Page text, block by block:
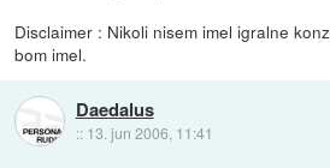
Disclaimer : Nikoli nisem imel igralne
bom imel.
Daedalus
:: 13. jun 2006, 11:41